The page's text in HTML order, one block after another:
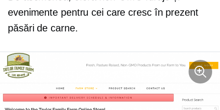
evenimente pentru cei care cresc în prezent
păsări de carne.